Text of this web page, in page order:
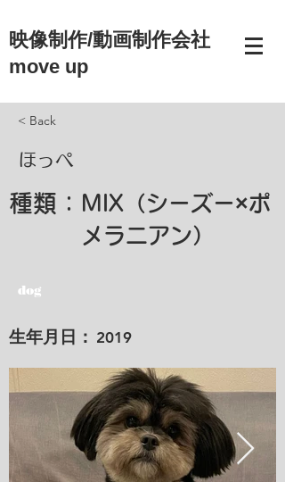
映像制作/動画制作会社
move up
< Back
ほっぺ
MIX（シーズー×ポ
メラニアン）
種類：
​生年月日： 2019
dog